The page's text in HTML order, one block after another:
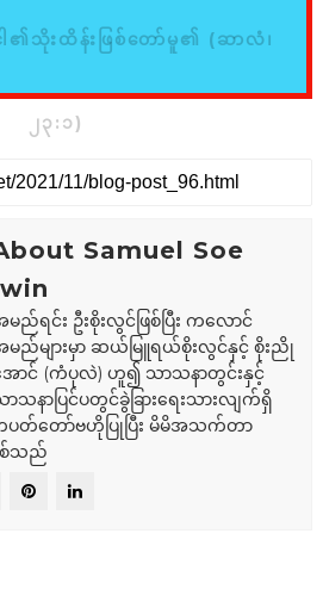
၏သိုးထိန်းဖြစ်တော်မူ၏ (ဆာလံ၊
၂၃:၁)
Samuel Soe
မည်ရင်း ဦးစိုးလွင်ဖြစ်ပြီး ကလောင်
မည်များမှာ ဆယ်မြူရယ်စိုးလွင်နှင့် စိုးညို
ောင် (ကံပုလဲ) ဟူ၍ သာသနာတွင်းနှင့်
ာသနာပြင်ပတွင်ခွဲခြားရေးသားလျက်ရှိ
တ်တော်ဗဟိုပြုပြီး မိမိအသက်တာ
စ်သည်